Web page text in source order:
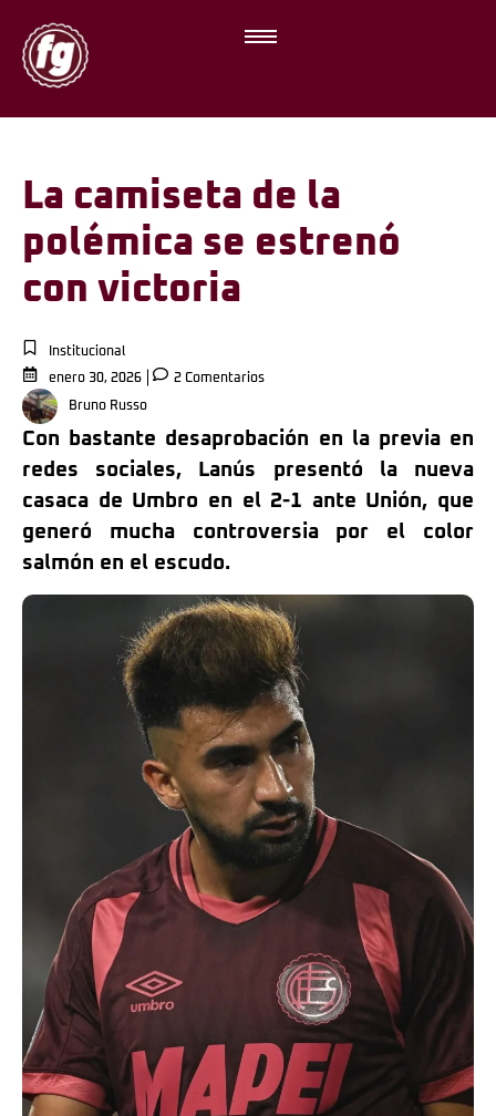
La camiseta de la
polémica se estrenó
con victoria
Institucional
enero 30, 2026
2 Comentarios
Bruno Russo
Con bastante desaprobación en la previa en
redes sociales, Lanús presentó la nueva
casaca de Umbro en el 2-1 ante Unión, que
generó mucha controversia por el color
salmón en el escudo.